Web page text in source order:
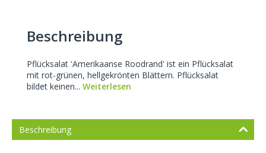
Beschreibung
Pflücksalat 'Amerikaanse Roodrand' ist ein Pflücksalat
mit rot-grünen, hellgekrönten Blättern. Pflücksalat
bildet keinen... Weiterlesen
Beschreibung